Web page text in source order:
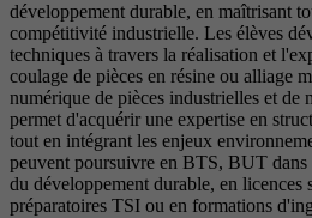
développement durable, en maîtrisant
compétitivité industrielle. Les élèves
techniques à travers la réalisation et
coulage de pièces en résine ou alliage
numérique de pièces industrielles et de
permet d'acquérir une expertise en
tout en intégrant les enjeux
peuvent poursuivre en BTS, BUT dans
du développement durable, en licences
préparatoires TSI ou en formations